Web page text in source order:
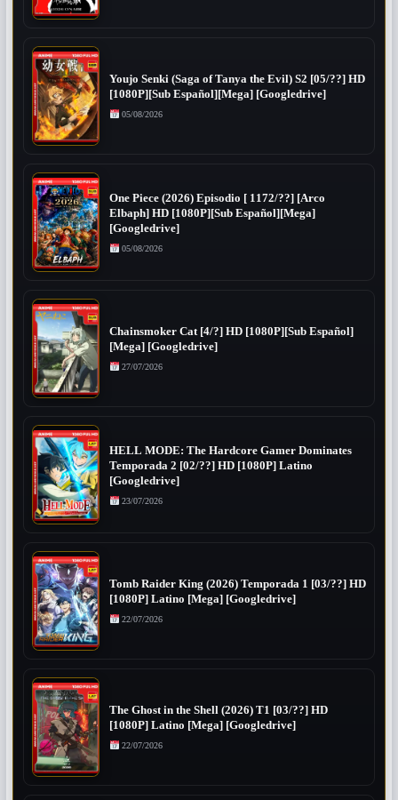
Youjo Senki (Saga of Tanya the Evil) S2 [05/??] HD
[1080P][Sub Español][Mega] [Googledrive]
05/08/2026
One Piece (2026) Episodio [ 1172/??] [Arco
Elbaph] HD [1080P][Sub Español][Mega]
[Googledrive]
05/08/2026
Chainsmoker Cat [4/?] HD [1080P][Sub Español]
[Mega] [Googledrive]
27/07/2026
HELL MODE: The Hardcore Gamer Dominates
Temporada 2 [02/??] HD [1080P] Latino
[Googledrive]
23/07/2026
Tomb Raider King (2026) Temporada 1 [03/??] HD
[1080P] Latino [Mega] [Googledrive]
22/07/2026
The Ghost in the Shell (2026) T1 [03/??] HD
[1080P] Latino [Mega] [Googledrive]
22/07/2026